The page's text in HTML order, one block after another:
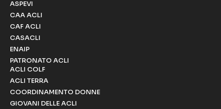
ASPEVI
CAA ACLI
CAF ACLI
CASACLI
ENAIP
PATRONATO ACLI
ACLI COLF
ACLI TERRA
COORDINAMENTO DONNE
GIOVANI DELLE ACLI